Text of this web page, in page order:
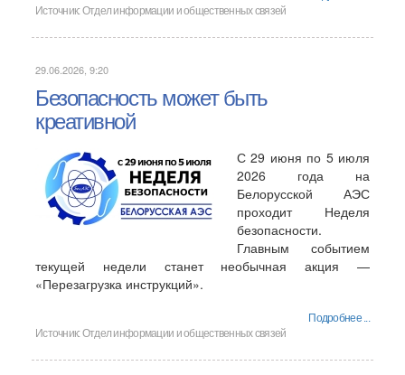
Источник:Отдел информации и общественных связей
29.06.2026, 9:20
Безопасность может быть
креативной
С 29 июня по 5 июля
2026 года на
Белорусской АЭС
проходит Неделя
безопасности.
Главным событием
текущей недели станет необычная акция —
«Перезагрузка инструкций».
Подробнее ...
Источник:Отдел информации и общественных связей